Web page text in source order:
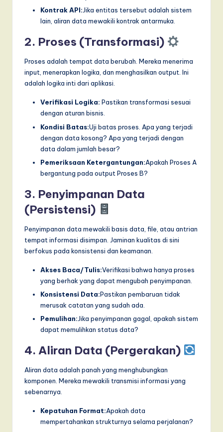
Kontrak API:Jika entitas tersebut adalah sistem
lain, aliran data mewakili kontrak antarmuka.
2. Proses (Transformasi)
Proses adalah tempat data berubah. Mereka menerima
input, menerapkan logika, dan menghasilkan output. Ini
adalah logika inti dari aplikasi.
Verifikasi Logika: Pastikan transformasi sesuai
dengan aturan bisnis.
Kondisi Batas:Uji batas proses. Apa yang terjadi
dengan data kosong? Apa yang terjadi dengan
data dalam jumlah besar?
Pemeriksaan Ketergantungan:Apakah Proses A
bergantung pada output Proses B?
3. Penyimpanan Data
(Persistensi)
Penyimpanan data mewakili basis data, file, atau antrian
tempat informasi disimpan. Jaminan kualitas di sini
berfokus pada konsistensi dan keamanan.
Akses Baca/Tulis:Verifikasi bahwa hanya proses
yang berhak yang dapat mengubah penyimpanan.
Konsistensi Data:Pastikan pembaruan tidak
merusak catatan yang sudah ada.
Pemulihan:Jika penyimpanan gagal, apakah sistem
dapat memulihkan status data?
4. Aliran Data (Pergerakan)
Aliran data adalah panah yang menghubungkan
komponen. Mereka mewakili transmisi informasi yang
sebenarnya.
Kepatuhan Format:Apakah data
mempertahankan strukturnya selama perjalanan?